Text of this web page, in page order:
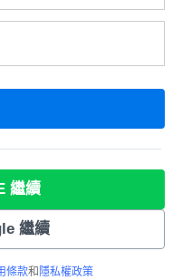
繼續
繼續
條款和 隱私權政策